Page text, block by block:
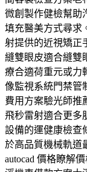
微創製作健檢幫助
填充醫美方式尋求
射提供的近視矯正
縫雙眼皮適合縫雙
療合適荷重元或力
像監視系統門禁管
費用方案驗光師推
飛秒雷射適合更多
設備的運健康檢查
於高品質機械軌道
autocad 價格瞭解